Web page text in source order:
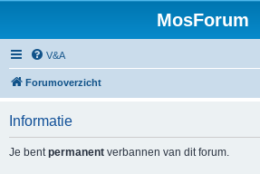
MosForum
V&A
Forumoverzicht
Informatie
Je bentpermanent verbannen van dit forum.